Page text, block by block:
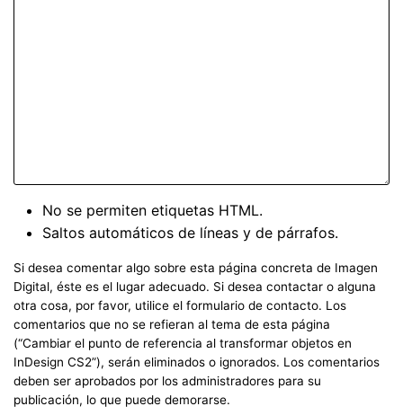
No se permiten etiquetas HTML.
Saltos automáticos de líneas y de párrafos.
Si desea comentar algo sobre esta página concreta de Imagen
Digital, éste es el lugar adecuado. Si desea contactar o alguna
otra cosa, por favor, utilice el formulario de contacto. Los
comentarios que no se refieran al tema de esta página
(“Cambiar el punto de referencia al transformar objetos en
InDesign CS2”), serán eliminados o ignorados. Los comentarios
deben ser aprobados por los administradores para su
publicación, lo que puede demorarse.